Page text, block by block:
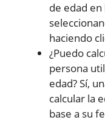
de edad
haciendo
¿Puedo
persona
edad? Sí,
calcular la
base a su